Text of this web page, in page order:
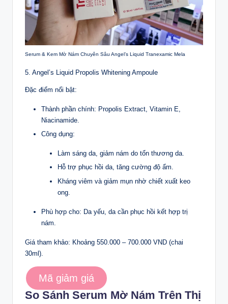
Serum & Kem Mờ Nám Chuyên Sâu Angel’s Liquid Tranexamic Mela
5. Angel’s Liquid Propolis Whitening Ampoule
Đặc điểm nổi bật:
Thành phần chính: Propolis Extract, Vitamin E,
Niacinamide.
Công dụng:
Làm sáng da, giảm nám do tổn thương da.
Hỗ trợ phục hồi da, tăng cường độ ẩm.
Kháng viêm và giảm mụn nhờ chiết xuất keo
ong.
Phù hợp cho: Da yếu, da cần phục hồi kết hợp trị
nám.
Giá tham khảo: Khoảng 550.000 – 700.000 VND (chai
30ml).
Mã giảm giá
So Sánh Serum Mờ Nám Trên Thị